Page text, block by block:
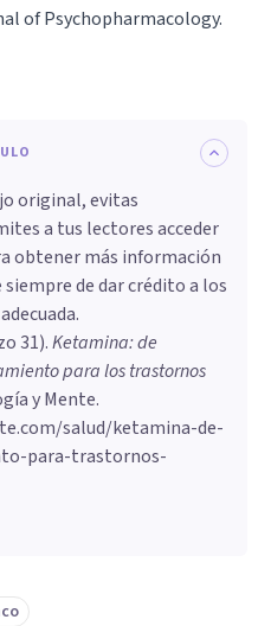
of Psychopharmacology.
original, evitas
a tus lectores acceder
obtener más información
de dar crédito a los
31).Ketamina: de
para los trastornos
y Mente.
salud/ketamina-de-
para-trastornos-